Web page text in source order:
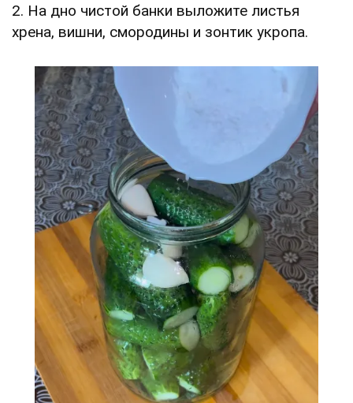
2. На дно чистой банки выложите листья
хрена, вишни, смородины и зонтик укропа.